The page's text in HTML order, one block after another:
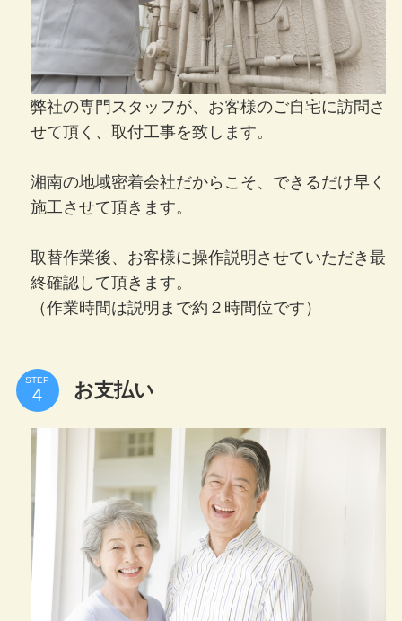
弊社の専門スタッフが、お客様のご自宅に訪問さ
せて頂く、取付工事を致します。
湘南の地域密着会社だからこそ、できるだけ早く
施工させて頂きます。
取替作業後、お客様に操作説明させていただき最
終確認して頂きます。
（作業時間は説明まで約２時間位です）
STEP お支払い